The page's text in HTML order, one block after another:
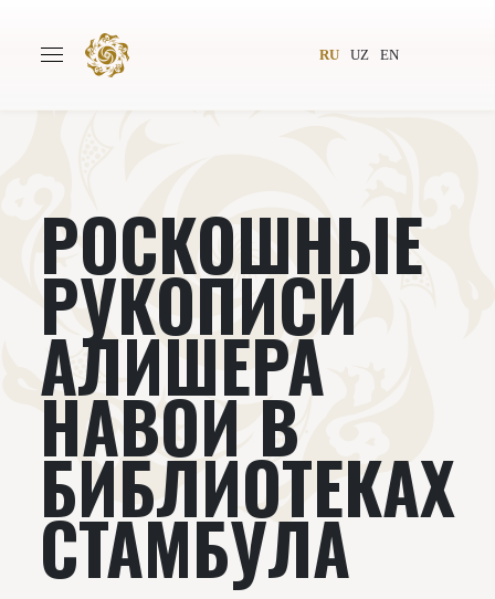
RU UZ EN
Авторы Всемирное общество
Издательство Новости
Проекты Подкасты
Книги Видеолекторий
РОСКОШНЫЕ
РУКОПИСИ
АЛИШЕРА
НАВОИ В
БИБЛИОТЕКАХ
СТАМБУЛА